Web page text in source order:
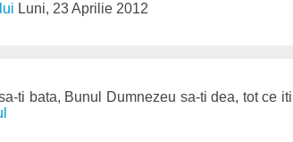
Luni, 23 Aprilie 2012
ti bata, Bunul Dumnezeu sa-ti dea, tot ce iti